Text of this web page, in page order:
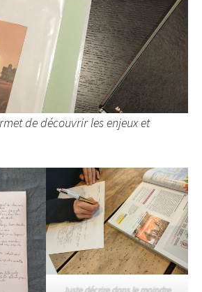
de découvrir les enjeux et